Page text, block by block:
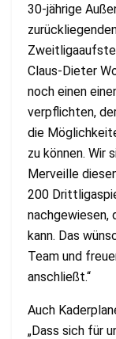
30-jährige
Claus-Dieter
noch einen
verpflichten,
die
zu können. Wir
Merveille
200
nachgewiesen,
kann. Das
Team und
anschließt.“
Auch
„Dass sich für